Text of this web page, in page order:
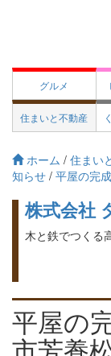
グルメ
住まいと不動産
ホーム / 住まい
知らせ / 平屋の完
株式会社
木と鉄でつくる
平屋の